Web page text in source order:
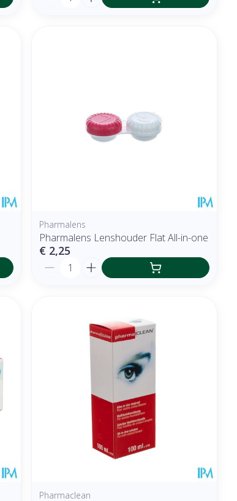
Pharmalens
Pharmalens Lenshouder Flat All-in-one
€ 2,25
Aantal
Pharmaclean